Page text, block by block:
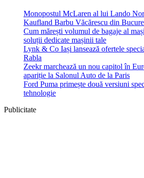
Monopostul McLaren al lui Lando
Kaufland Barbu Văcărescu din
Cum mărești volumul de bagaje al
soluții dedicate mașinii tale
Lynk & Co Iași lansează ofertele
Rabla
Zeekr marchează un nou capitol în
apariție la Salonul Auto de la Paris
Ford Puma primește două versiuni
tehnologie
Publicitate